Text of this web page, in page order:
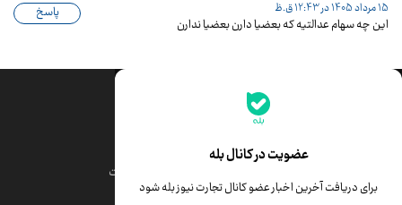
عضویت در کانال بله
برای دریافت آخرین اخبار عضو کانال تجارت نیوز بله شود
جدیدترین قیمت‌ها
قیمت درهم امارات